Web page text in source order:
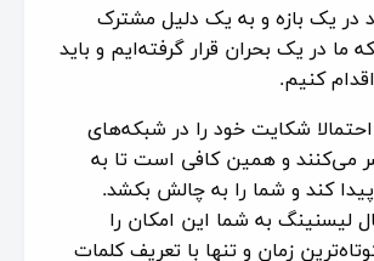
در یک بازه و به یک دلیل مشترک
ما در یک بحران قرار گرفته‌ایم و باید
کنیم.
شکایت خود را در شبکه‌های
می‌کنند و همین کافی است تا به
کند و شما را به چالش بکشد.
لیسنینگ به شما این امکان را
زمان و تنها با تعریف کلمات